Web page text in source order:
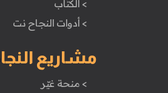
> الكتَاب
> أدوات النجاح نت
مشاريع
> منحة غيّر